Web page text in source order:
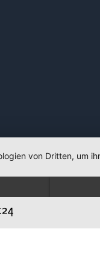
von Dritten, um